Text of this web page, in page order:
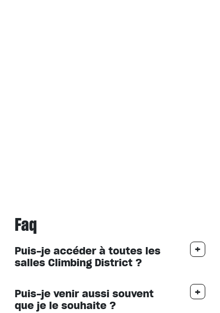
Faq
Puis-je accéder à toutes les
salles Climbing District ?
Puis-je venir aussi souvent
que je le souhaite ?